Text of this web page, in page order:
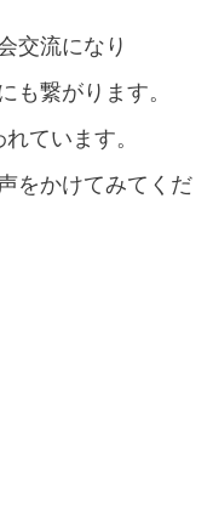
交流になり
も繋がります。
ています。
をかけてみてくだ